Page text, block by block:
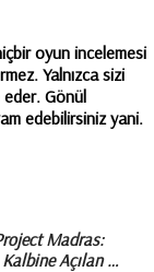
oyun incelemesi
Yalnızca sizi
Gönül
edebilirsiniz yani.
Madras:
Kalbine Açılan …